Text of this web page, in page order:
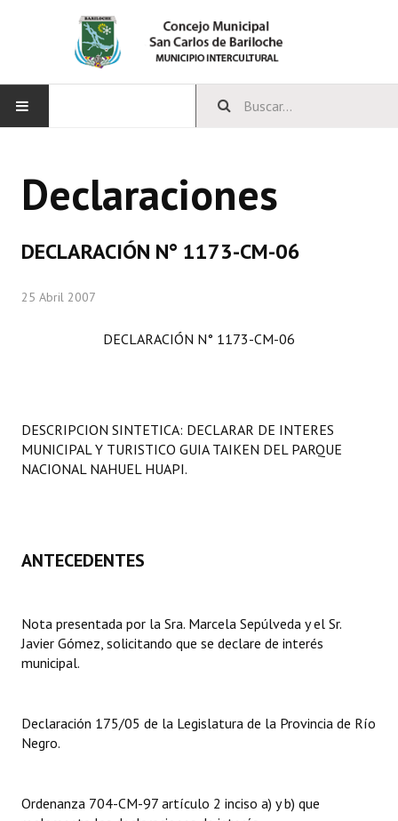
CONCEJO
Comisiones Especiales
LEGISLACIÓN
Carta Orgánica 2007
Digesto
DOCUMENTOS
Proyectos Presentados
Declaraciones
DECLARACIÓN N° 1173-CM-06
25 Abril 2007
DECLARACIÓN N° 1173-CM-06
DESCRIPCION SINTETICA: DECLARAR DE INTERES
MUNICIPAL Y TURISTICO GUIA TAIKEN DEL PARQUE
NACIONAL NAHUEL HUAPI.
ANTECEDENTES
Nota presentada por la Sra. Marcela Sepúlveda y el Sr.
Javier Gómez, solicitando que se declare de interés
municipal.
Declaración 175/05 de la Legislatura de la Provincia de Río
Negro.
Ordenanza 704-CM-97 artículo 2 inciso a) y b) que